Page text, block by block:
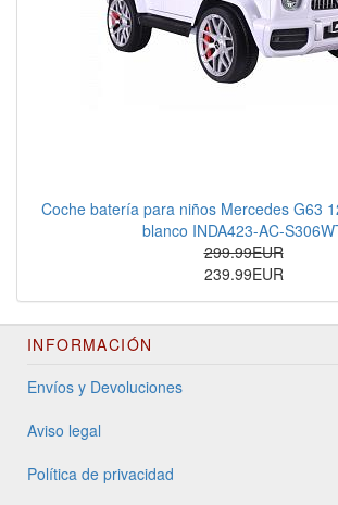
Coche batería para niños Mercedes G63
blanco INDA423-AC-
299.99EUR
239.99EUR
INFORMACIÓN
Envíos y Devoluciones
Aviso legal
Política de privacidad